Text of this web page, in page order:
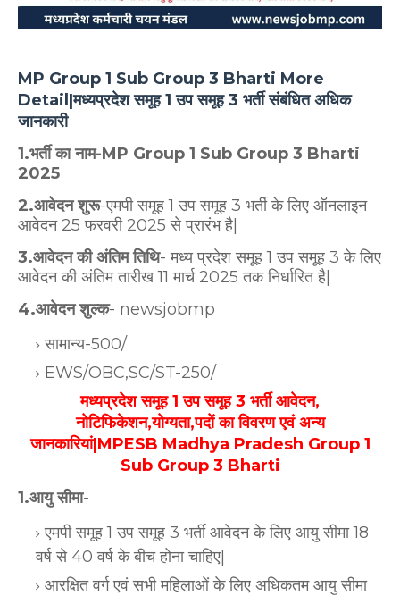
MP Group 1 Sub Group 3 Bharti More
Detail|मध्यप्रदेश समूह 1 उप समूह 3 भर्ती संबंधित अधिक
जानकारी
1.भर्ती का नाम-MP Group 1 Sub Group 3 Bharti
2025
2.आवेदन शुरू-एमपी समूह 1 उप समूह 3 भर्ती के लिए ऑनलाइन
आवेदन 25 फरवरी 2025 से प्रारंभ है|
3.आवेदन की अंतिम तिथि- मध्य प्रदेश समूह 1 उप समूह 3 के लिए
आवेदन की अंतिम तारीख 11 मार्च 2025 तक निर्धारित है|
4.आवेदन शुल्क- newsjobmp
सामान्य-500/
EWS/OBC,SC/ST-250/
मध्यप्रदेश समूह 1 उप समूह 3 भर्ती आवेदन,
नोटिफिकेशन,योग्यता,पदों का विवरण एवं अन्य
जानकारियां|MPESB Madhya Pradesh Group 1
Sub Group 3 Bharti
1.आयु सीमा-
एमपी समूह 1 उप समूह 3 भर्ती आवेदन के लिए आयु सीमा 18
वर्ष से 40 वर्ष के बीच होना चाहिए|
आरक्षित वर्ग एवं सभी महिलाओं के लिए अधिकतम आयु सीमा